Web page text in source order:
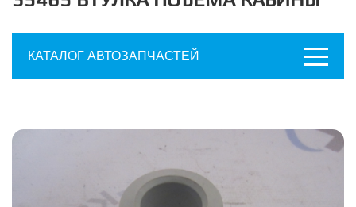
КАТАЛОГ АВТОЗАПЧАСТЕЙ